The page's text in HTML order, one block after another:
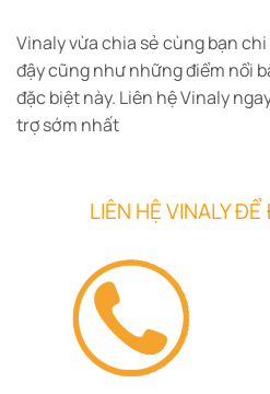
Vinaly vừa chia sẻ cùng bạn
đậy cũng như những điểm nổi
đặc biệt này. Liên hệ Vinaly
trợ sớm nhất
LIÊN HỆ VINALY